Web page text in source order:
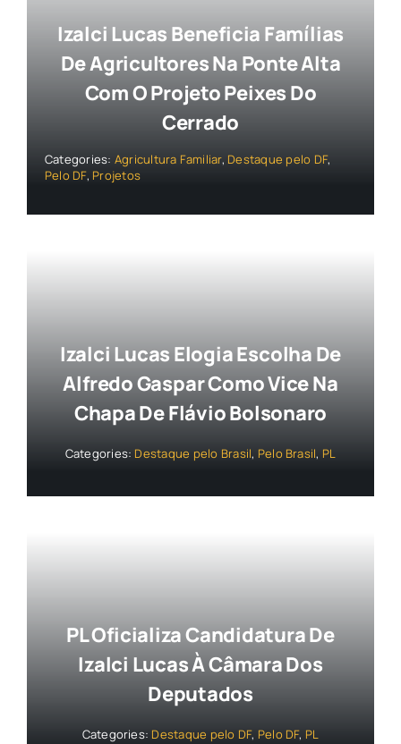
Izalci Lucas Beneficia Famílias
De Agricultores Na Ponte Alta
Com O Projeto Peixes Do
Cerrado
Categories: Agricultura Familiar, Destaque pelo DF,
Pelo DF, Projetos
Izalci Lucas Elogia Escolha De
Alfredo Gaspar Como Vice Na
Chapa De Flávio Bolsonaro
Categories: Destaque pelo Brasil, Pelo Brasil, PL
PL Oficializa Candidatura De
Izalci Lucas À Câmara Dos
Deputados
Categories: Destaque pelo DF, Pelo DF, PL